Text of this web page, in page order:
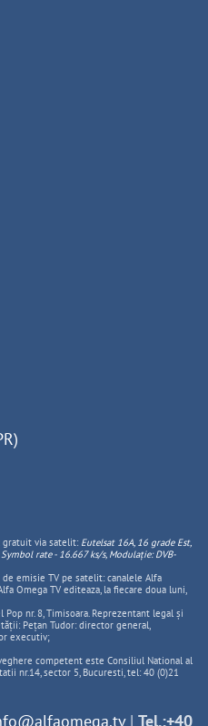
gratuit via satelit: Eutelsat 16A, 16 grade Est,
Symbol rate - 16.667 ks/s, Modulație: DVB-
emisie TV pe satelit: canalele Alfa
Omega TV editeaza, la fiecare doua luni,
nr. 8, Timisoara. Reprezentant legal și
Pețan Tudor: director general,
executiv;
competent este Consiliul National al
nr.14, sector 5, Bucuresti, tel: 40 (0)21
| Tel.:+40